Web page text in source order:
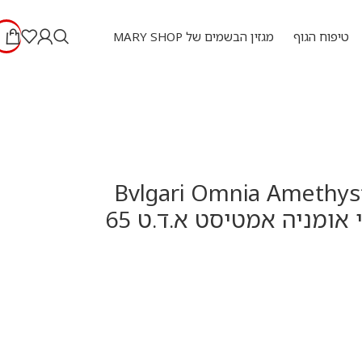
טיפוח הגוף מגזין הבשמים של MARY SHOP
Bvlgari Omnia
ml – בולגרי אומניה אמטיסט א.ד.ט 65